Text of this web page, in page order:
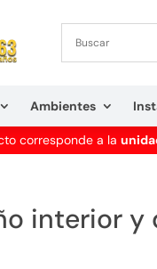
Ambientes
corresponde a la
interior y